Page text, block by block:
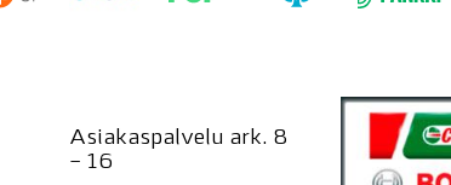
Asiakaspalvelu ark. 8
– 16